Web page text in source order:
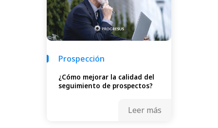
Prospección
¿Cómo mejorar la calidad del
seguimiento de prospectos?
Leer más